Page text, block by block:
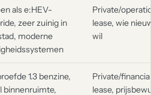
als e:HEV-
zeer zuinig in
moderne
Private/
lease, wie
wil
1.3 benzine,
binnenruimte,
Private/financial
lease,